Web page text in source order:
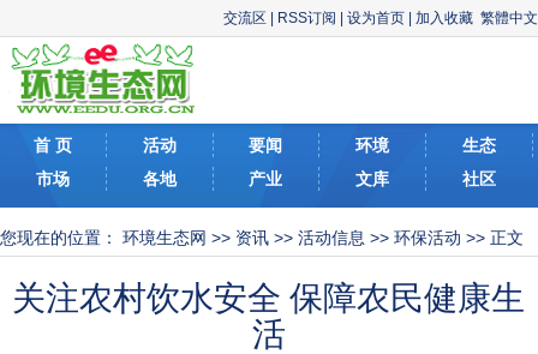
交流区 RSS订阅 设为首页 加入收藏 繁體中文
首 页 活动 要闻 环境
生态
市场
各地 产业 文库 社区
您现在的位置： 环境生态网 >> 资讯 >> 活动信息 >> 环保活动 >> 正文
关注农村饮水安全 保障农民健康生
活